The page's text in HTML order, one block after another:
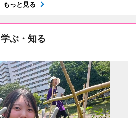
もっと見る
学ぶ・知る